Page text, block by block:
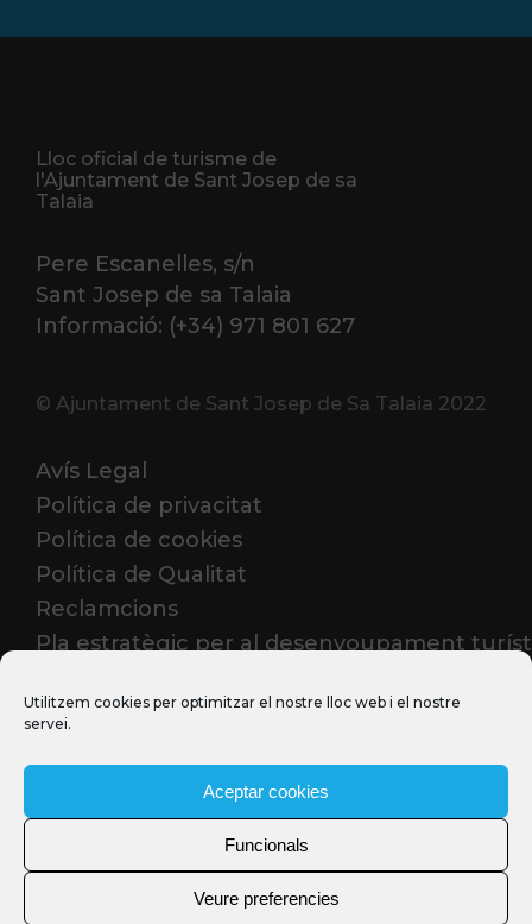
Utilitzem cookies per optimitzar el nostre lloc web i el nostre
servei.
Aceptar cookies
Funcionals
Veure preferencies
Lloc oficial de turisme de
l'Ajuntament de Sant Josep de sa
Talaia
Pere Escanelles, s/n
Sant Josep de sa Talaia
Informació: (+34) 971 801 627
© Ajuntament de Sant Josep de Sa Talaia 2022
Avís Legal
Política de privacitat
Política de cookies
Política de Qualitat
Reclamcions
Pla estratègic per al desenvoupament